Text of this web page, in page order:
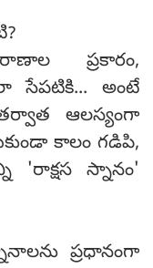
ప్రకారం,
అంటే
ఆలస్యంగా
కాలం గడిపి,
స్నానం'
ప్రధానంగా